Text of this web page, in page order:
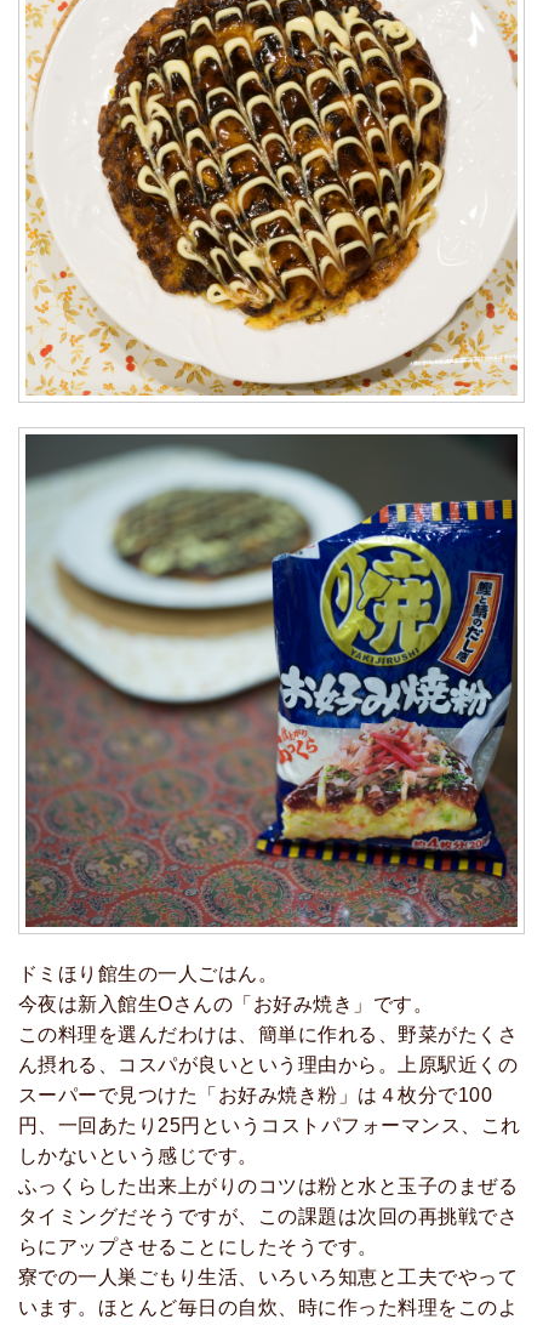
ドミほり館生の一人ごはん。
今夜は新入館生Oさんの「お好み焼き」です。
この料理を選んだわけは、簡単に作れる、野菜がたくさ
ん摂れる、コスパが良いという理由から。上原駅近くの
スーパーで見つけた「お好み焼き粉」は４枚分で100
円、一回あたり25円というコストパフォーマンス、これ
しかないという感じです。
ふっくらした出来上がりのコツは粉と水と玉子のまぜる
タイミングだそうですが、この課題は次回の再挑戦でさ
らにアップさせることにしたそうです。
寮での一人巣ごもり生活、いろいろ知恵と工夫でやって
います。ほとんど毎日の自炊、時に作った料理をこのよ